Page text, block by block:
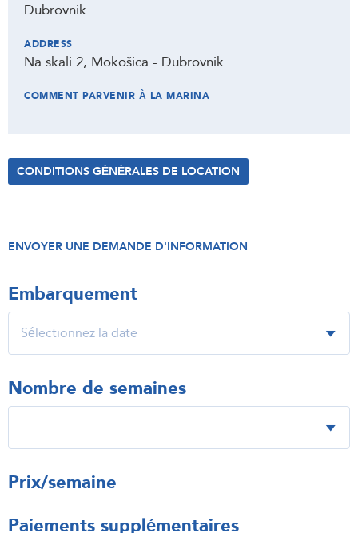
Dubrovnik
ADDRESS
Na skali 2, Mokošica - Dubrovnik
COMMENT PARVENIR À LA MARINA
CONDITIONS GÉNÉRALES DE LOCATION
ENVOYER UNE DEMANDE D'INFORMATION
Embarquement
Nombre de semaines
Prix/semaine
Paiements supplémentaires